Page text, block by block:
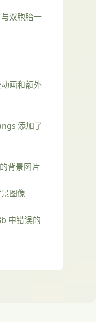
双胞胎一
画和额外
添加了
背景图片
图像
中错误的